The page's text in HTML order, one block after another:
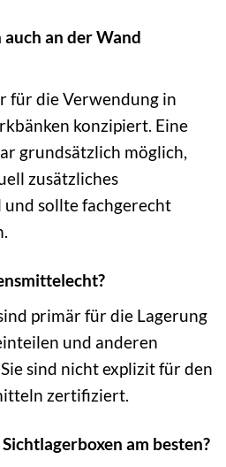
auch an der Wand
für die Verwendung in
konzipiert. Eine
grundsätzlich möglich,
zusätzliches
sollte fachgerecht
primär für die Lagerung
und anderen
sind nicht explizit für den
zertifiziert.
am besten?